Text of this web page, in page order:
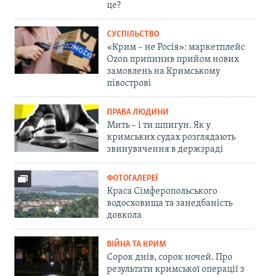
це?
СУСПІЛЬСТВО
«Крим – не Росія»: маркетплейс
Ozon припинив прийом нових
замовлень на Кримському
півострові
ПРАВА ЛЮДИНИ
Мить – і ти шпигун. Як у
кримських судах розглядають
звинувачення в держзраді
ФОТОГАЛЕРЕЇ
Краса Сімферопольського
водосховища та занедбаність
довкола
ВІЙНА ТА КРИМ
Сорок днів, сорок ночей. Про
результати кримської операції з